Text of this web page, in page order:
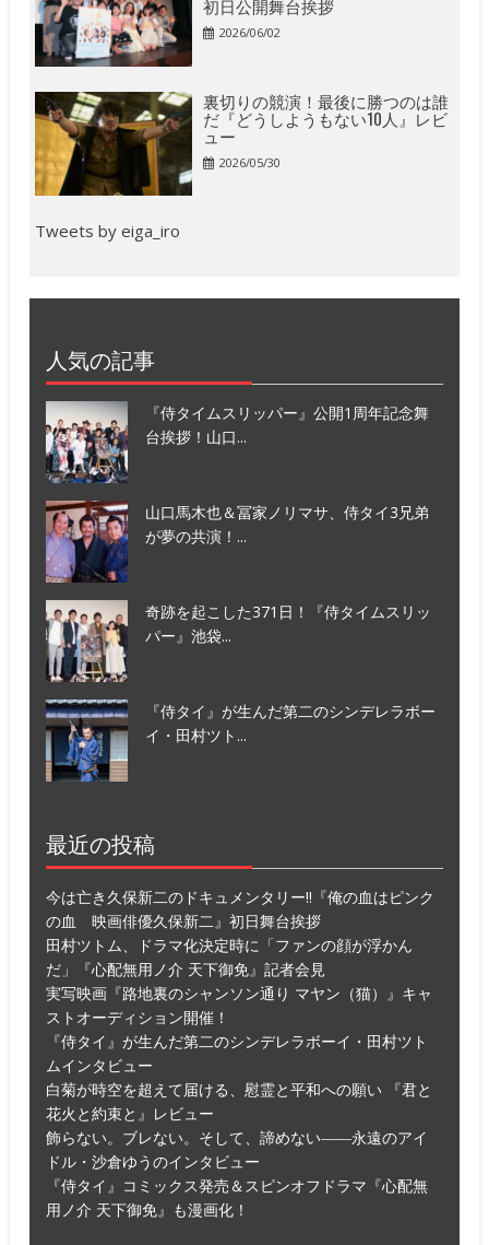
初日公開舞台挨拶
2026/06/02
裏切りの競演！最後に勝つのは誰
だ『どうしようもない10人』レビ
ュー
2026/05/30
Tweets by eiga_iro
人気の記事
『侍タイムスリッパー』公開1周年記念舞
台挨拶！山口...
山口馬木也＆冨家ノリマサ、侍タイ3兄弟
が夢の共演！...
奇跡を起こした371日！『侍タイムスリッ
パー』池袋...
『侍タイ』が生んだ第二のシンデレラボー
イ・田村ツト...
最近の投稿
今は亡き久保新二のドキュメンタリー!!『俺の血はピンク
の血 映画俳優久保新二』初日舞台挨拶
田村ツトム、ドラマ化決定時に「ファンの顔が浮かん
だ」『心配無用ノ介 天下御免』記者会見
実写映画『路地裏のシャンソン通り マヤン（猫）』キャ
ストオーディション開催！
『侍タイ』が生んだ第二のシンデレラボーイ・田村ツト
ムインタビュー
白菊が時空を超えて届ける、慰霊と平和への願い 『君と
花火と約束と』レビュー
飾らない。ブレない。そして、諦めない――永遠のアイ
ドル・沙倉ゆうのインタビュー
『侍タイ』コミックス発売＆スピンオフドラマ『心配無
用ノ介 天下御免』も漫画化！